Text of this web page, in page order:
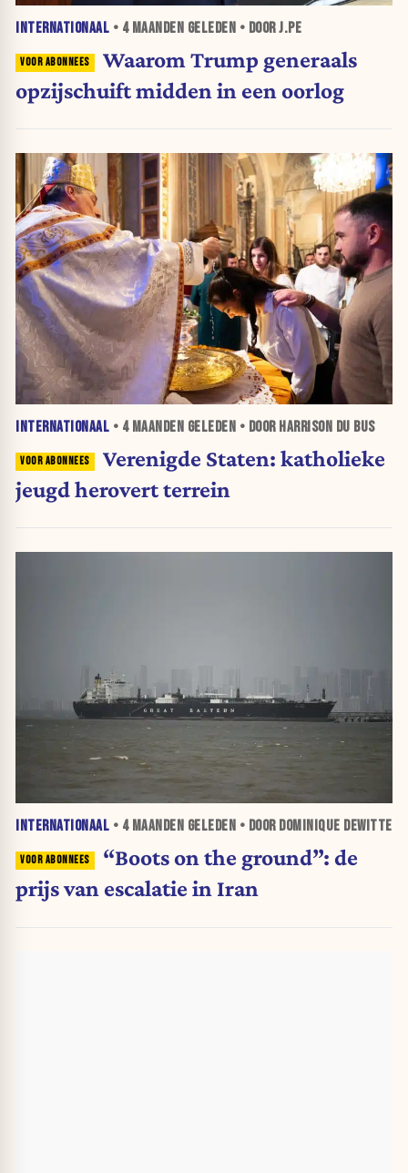
INTERNATIONAAL • 4 MAANDEN GELEDEN • DOOR J.PE
Waarom Trump generaals
opzijschuift midden in een oorlog
INTERNATIONAAL • 4 MAANDEN GELEDEN • DOOR HARRISON DU BUS
Verenigde Staten: katholieke
jeugd herovert terrein
INTERNATIONAAL • 4 MAANDEN GELEDEN • DOOR DOMINIQUE DEWITTE
“Boots on the ground”: de
prijs van escalatie in Iran